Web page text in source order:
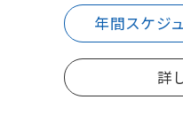
年間スケジ
詳